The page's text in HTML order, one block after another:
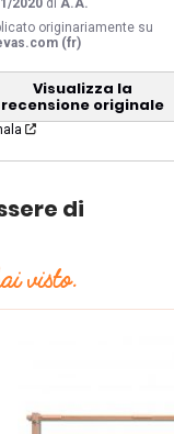
2020 diA.A.
originariamente su
(fr)
Visualizza la
recensione originale
di
visto.